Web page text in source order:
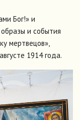
Бог!» и
и события
мертвецов»,
1914 года.